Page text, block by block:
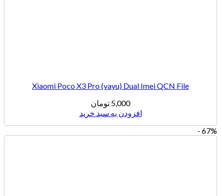
Xiaomi Poco X3 Pro (vayu) Dual Imei QCN File
5,000تومان
افزودن به سبد خرید
67% -